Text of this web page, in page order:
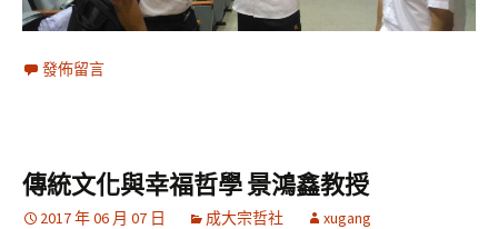
發佈留言
傳統文化與幸福哲學 景鴻鑫教授
2017 年 06 月 07 日 成大宗哲社 xugang